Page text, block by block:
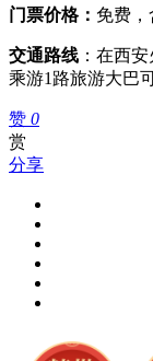
门票价格： 免费，
交通路线 ：在西
乘游1路旅游大巴
赞 0
赏
分享